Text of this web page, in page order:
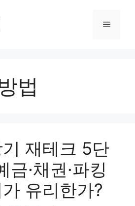
메
법
재테크 5단
·채권·파킹
유리한가?